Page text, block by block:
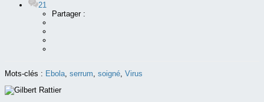
21
Partager :
Mots-clés : Ebola, serrum, soigné, Virus